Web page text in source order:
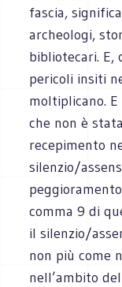
fascia,
archeologi,
bibliotecari. E,
pericoli insiti
moltiplicano.
che non è
recepimento
silenzio/
comma 9 di
il silenzio/
non più come
nell’ambito